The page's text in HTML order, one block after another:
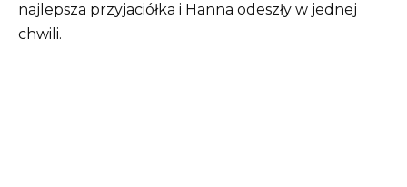
najlepsza przyjaciółka i Hanna odeszły w jednej
chwili.